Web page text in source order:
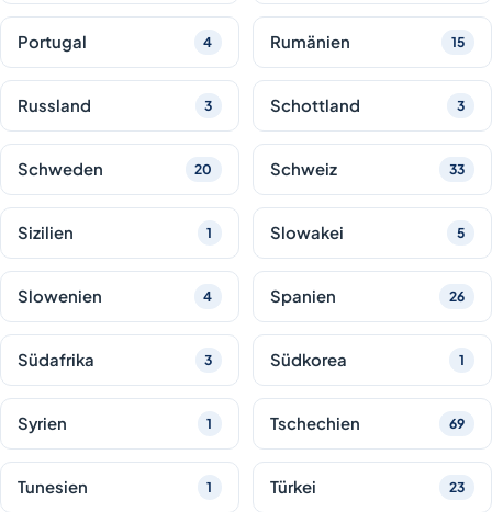
Portugal 4 Rumänien 15
Russland 3 Schottland 3
Schweden 20 Schweiz 33
Sizilien 1 Slowakei 5
Slowenien 4 Spanien 26
Südafrika 3 Südkorea 1
Syrien 1 Tschechien 69
Tunesien 1 Türkei 23